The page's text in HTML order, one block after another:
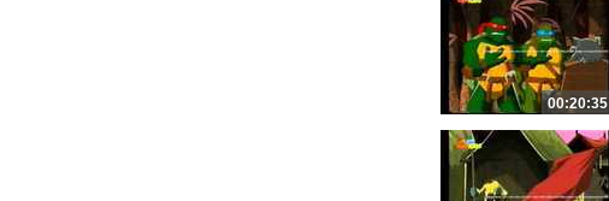
00:20:35